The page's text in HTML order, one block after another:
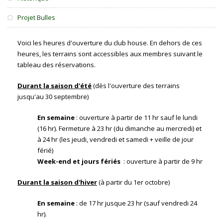
Projet Bulles
Voici les heures d'ouverture du club house. En dehors de ces
heures, les terrains sont accessibles aux membres suivant le
tableau des réservations.
Durant la saison d'été(dès l'ouverture des terrains
jusqu'au 30 septembre)
En semaine : ouverture à partir de 11 hr sauf le lundi
(16 hr). Fermeture à 23 hr (du dimanche au mercredi) et
à 24 hr (les jeudi, vendredi et samedi + veille de jour
férié)
Week-end et jours fériés : ouverture à partir de 9 hr
Durant la saison d'hiver(à partir du 1er octobre)
En semaine : de 17 hr jusque 23 hr (sauf vendredi 24
hr).